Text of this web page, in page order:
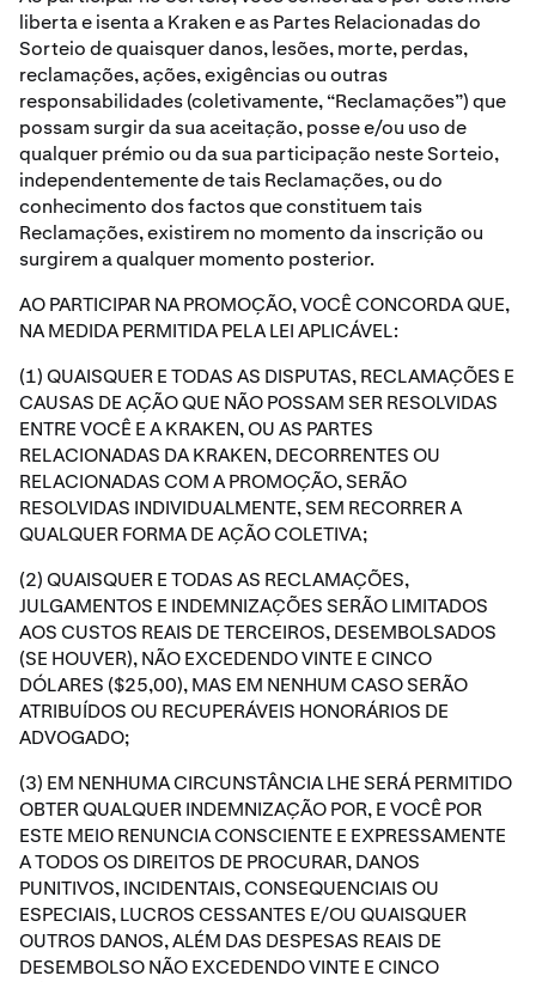
liberta e isenta a Kraken e as Partes Relacionadas do
Sorteio de quaisquer danos, lesões, morte, perdas,
reclamações, ações, exigências ou outras
responsabilidades (coletivamente, “Reclamações”) que
possam surgir da sua aceitação, posse e/ou uso de
qualquer prémio ou da sua participação neste Sorteio,
independentemente de tais Reclamações, ou do
conhecimento dos factos que constituem tais
Reclamações, existirem no momento da inscrição ou
surgirem a qualquer momento posterior.
AO PARTICIPAR NA PROMOÇÃO, VOCÊ CONCORDA QUE,
NA MEDIDA PERMITIDA PELA LEI APLICÁVEL:
(1) QUAISQUER E TODAS AS DISPUTAS, RECLAMAÇÕES E
CAUSAS DE AÇÃO QUE NÃO POSSAM SER RESOLVIDAS
ENTRE VOCÊ E A KRAKEN, OU AS PARTES
RELACIONADAS DA KRAKEN, DECORRENTES OU
RELACIONADAS COM A PROMOÇÃO, SERÃO
RESOLVIDAS INDIVIDUALMENTE, SEM RECORRER A
QUALQUER FORMA DE AÇÃO COLETIVA;
(2) QUAISQUER E TODAS AS RECLAMAÇÕES,
JULGAMENTOS E INDEMNIZAÇÕES SERÃO LIMITADOS
AOS CUSTOS REAIS DE TERCEIROS, DESEMBOLSADOS
(SE HOUVER), NÃO EXCEDENDO VINTE E CINCO
DÓLARES ($25,00), MAS EM NENHUM CASO SERÃO
ATRIBUÍDOS OU RECUPERÁVEIS HONORÁRIOS DE
ADVOGADO;
(3) EM NENHUMA CIRCUNSTÂNCIA LHE SERÁ PERMITIDO
OBTER QUALQUER INDEMNIZAÇÃO POR, E VOCÊ POR
ESTE MEIO RENUNCIA CONSCIENTE E EXPRESSAMENTE
A TODOS OS DIREITOS DE PROCURAR, DANOS
PUNITIVOS, INCIDENTAIS, CONSEQUENCIAIS OU
ESPECIAIS, LUCROS CESSANTES E/OU QUAISQUER
OUTROS DANOS, ALÉM DAS DESPESAS REAIS DE
DESEMBOLSO NÃO EXCEDENDO VINTE E CINCO